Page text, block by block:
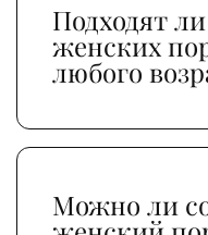
Подходят
женских
любого
Можно ли